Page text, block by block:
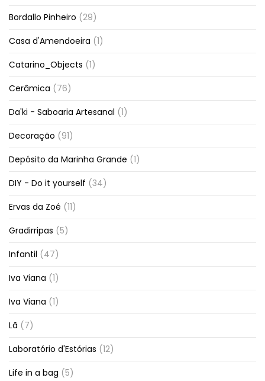
Bordallo Pinheiro (29)
Casa d'Amendoeira (1)
Catarino_Objects (1)
Cerâmica (76)
Da'ki - Saboaria Artesanal (1)
Decoração (91)
Depósito da Marinha Grande (1)
DIY - Do it yourself (34)
Ervas da Zoé (11)
Gradirripas (5)
Infantil (47)
Iva Viana (1)
Iva Viana (1)
Lã (7)
Laboratório d'Estórias (12)
Life in a bag (5)